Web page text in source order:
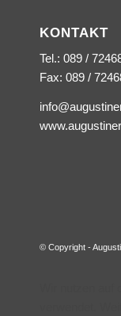
KONTAKT
Tel.: 089 /
Fax: 089 /
© Copyright -